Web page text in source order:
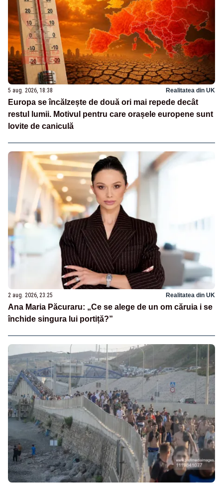
5 aug. 2026, 18:38 Realitatea din UK
Europa se încălzește de două ori mai repede decât
restul lumii. Motivul pentru care orașele europene sunt
lovite de caniculă
2 aug. 2026, 23:25 Realitatea din UK
Ana Maria Păcuraru: „Ce se alege de un om căruia i se
închide singura lui portiță?”